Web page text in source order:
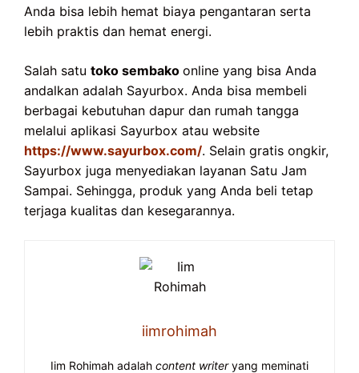
Anda bisa lebih hemat biaya pengantaran serta
lebih praktis dan hemat energi.
Salah satu toko sembako online yang bisa Anda
andalkan adalah Sayurbox. Anda bisa membeli
berbagai kebutuhan dapur dan rumah tangga
melalui aplikasi Sayurbox atau website
https://www.sayurbox.com/. Selain gratis ongkir,
Sayurbox juga menyediakan layanan Satu Jam
Sampai. Sehingga, produk yang Anda beli tetap
terjaga kualitas dan kesegarannya.
iimrohimah
Iim Rohimah adalah content writeryang meminati